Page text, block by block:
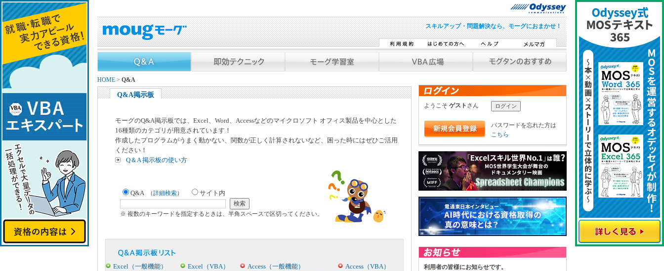
スキルアップ・問題解決なら、モーグにおまかせ！
HOME > Q&A
Q&A掲示板
モーグのQ&A掲示板では、Excel、Word、Accessなどのマイクロソフト オフィス製品を中心とした
16種類のカテゴリが用意されています！
作成したプログラムがうまく動かない、関数が正しく計算されないなど、困った時にはぜひご活用
ください！
Q＆A 掲示板の使い方
Q&A （詳細検索） サイト内
※ 複数のキーワードを指定するときは、半角スペースで区切ってください。
Excel（一般機能） Excel（VBA） Access（一般機能）
Access（VBA）
ようこそ ゲスト さん
パスワードを忘れた方は
こちら
利用者の皆様にお知らせです。